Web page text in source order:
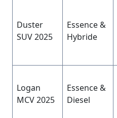
Duster
SUV 2025
Essence &
Hybride
Logan
MCV 2025
Essence &
Diesel